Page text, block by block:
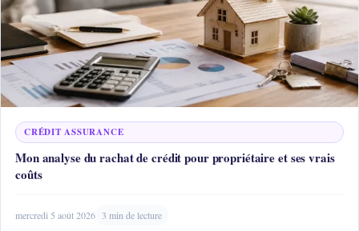
CRÉDIT ASSURANCE
Mon analyse du rachat de crédit pour propriétaire et ses vrais
coûts
mercredi 5 août 2026 3 min de lecture